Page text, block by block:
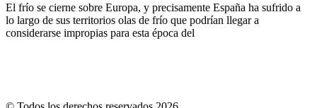
El frío se cierne sobre Europa, y precisamente España ha sufrido a
lo largo de sus territorios olas de frío que podrían llegar a
considerarse impropias para esta época del